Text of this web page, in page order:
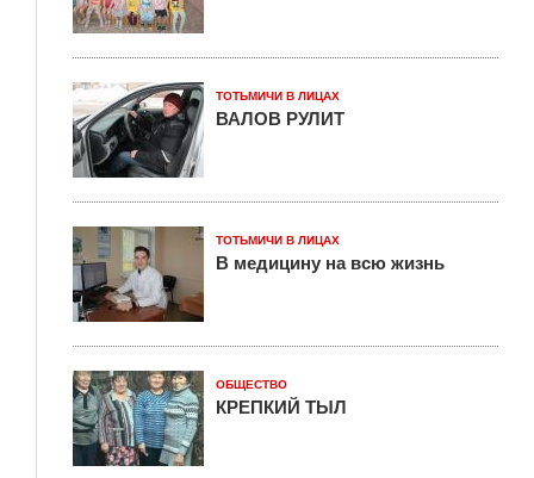
ТОТЬМИЧИ В ЛИЦАХ
ВАЛОВ РУЛИТ
ТОТЬМИЧИ В ЛИЦАХ
В медицину на всю жизнь
ОБЩЕСТВО
КРЕПКИЙ ТЫЛ